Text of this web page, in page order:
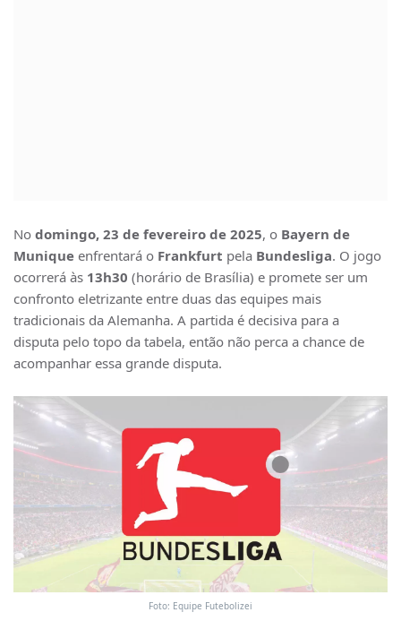
No domingo, 23 de fevereiro de 2025, o Bayern de
Munique enfrentará o Frankfurt pela Bundesliga. O jogo
ocorrerá às 13h30 (horário de Brasília) e promete ser um
confronto eletrizante entre duas das equipes mais
tradicionais da Alemanha. A partida é decisiva para a
disputa pelo topo da tabela, então não perca a chance de
acompanhar essa grande disputa.
Foto: Equipe Futebolizei